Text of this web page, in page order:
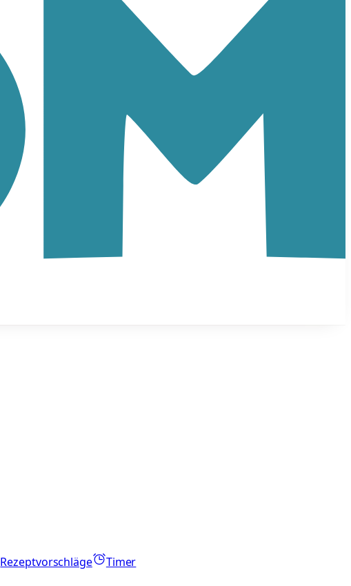
Rezeptvorschläge
Timer